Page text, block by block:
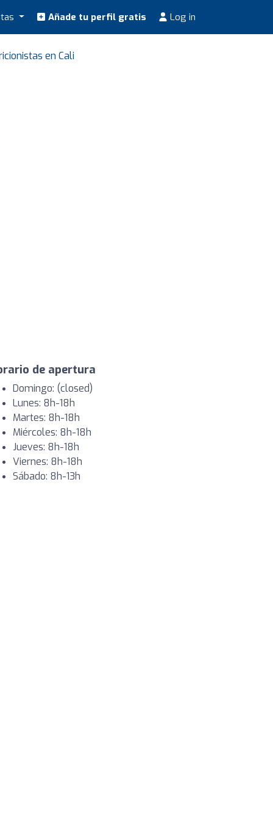
Añade tu perfil gratis Log in
en Cali
de apertura
Domingo: (closed)
Lunes: 8h-18h
Martes: 8h-18h
Miércoles: 8h-18h
Jueves: 8h-18h
Viernes: 8h-18h
Sábado: 8h-13h